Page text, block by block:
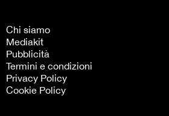
Chi siamo
Mediakit
Pubblicità
Termini e condizioni
Privacy Policy
Cookie Policy